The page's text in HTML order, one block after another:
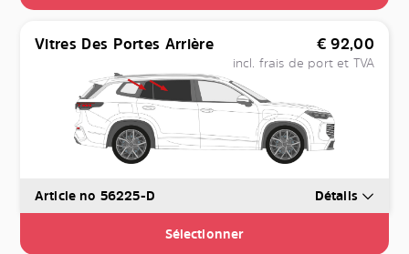
Vitres Des Portes Arrière € 92,00
incl. frais de port et TVA
Article no 56225-D Détails
Sélectionner